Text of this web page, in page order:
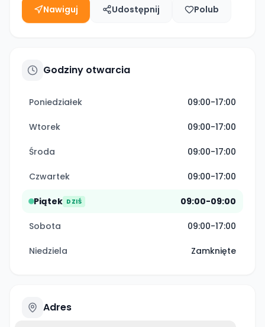
Nawiguj Udostępnij Polub
Godziny otwarcia
Poniedziałek 09:00-17:00
Wtorek 09:00-17:00
Środa 09:00-17:00
Czwartek 09:00-17:00
Piątek DZIŚ 09:00-09:00
Sobota 09:00-17:00
Niedziela Zamknięte
Adres